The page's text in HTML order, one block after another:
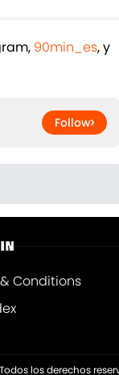
90min_es, y
Follow
Conditions